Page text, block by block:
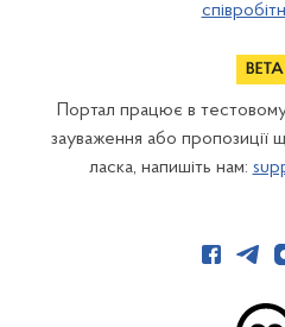
Портал працює в
зауваження або пропозиції
ласка, напишіть нам: